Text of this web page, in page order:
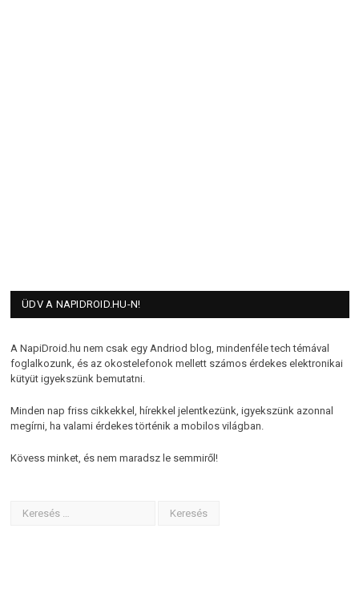
ÜDV A NAPIDROID.HU-N!
A NapiDroid.hu nem csak egy Andriod blog, mindenféle tech témával
foglalkozunk, és az okostelefonok mellett számos érdekes elektronikai
kütyüt igyekszünk bemutatni.
Minden nap friss cikkekkel, hírekkel jelentkezünk, igyekszünk azonnal
megírni, ha valami érdekes történik a mobilos világban.
Kövess minket, és nem maradsz le semmiről!